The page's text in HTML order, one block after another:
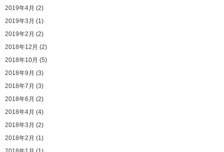
2019年4月 (2)
2019年3月 (1)
2019年2月 (2)
2018年12月 (2)
2018年10月 (5)
2018年9月 (3)
2018年7月 (3)
2018年6月 (2)
2018年4月 (4)
2018年3月 (2)
2018年2月 (1)